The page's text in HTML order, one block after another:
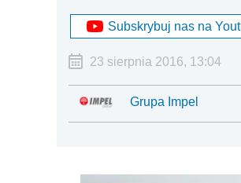
Subskrybuj nas na
23 sierpnia 2016, 13:04
Grupa Impel